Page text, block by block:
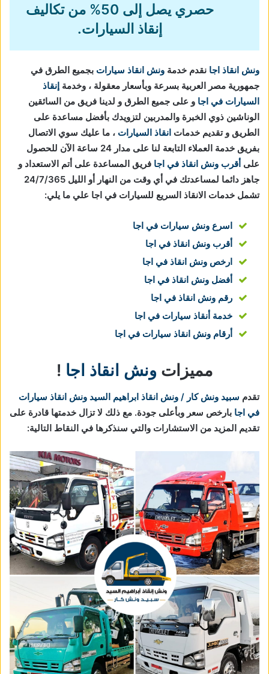
حصري يصل إلى 50% من تكاليف
إنقاذ السيارات.
ونش انقاذ اجا نقدم خدمة ونش انقاذ سيارات بجميع الطرق في
جمهورية مصر العربية بسرعة وبأسعار معقولة ، وخدمة إنقاذ
السيارات في اجا و على جميع الطرق و لدينا فريق من السائقين
الوناشين ذوي الخبرة والمدربين لتزويدك بأفضل مساعدة على
الطريق و تقديم خدمات انقاذ السيارات ، ما عليك سوي الاتصال
بفريق خدمة العملاء التابعة لنا على مدار 24 ساعة الآن للحصول
على أقرب ونش انقاذ في اجا فريق المساعدة على أتم الاستعداد و
جاهز دائما لمساعدتك في أي وقت من النهار أو الليل 24/7/365
تشمل خدمات الانقاذ السريع للسيارات في اجا علي ما يلي:
اسرع ونش سيارات في اجا
أقرب ونش انقاذ في اجا
ارخص ونش انقاذ في اجا
أفضل ونش انقاذ في اجا
رقم ونش انقاذ في اجا
خدمة أنقاذ سيارات في اجا
أرقام ونش انقاذ سيارات في اجا
مميزات ونش انقاذ اجا !
تقدم سبيد ونش كار / ونش انقاذ ابراهيم السيد ونش انقاذ سيارات
في اجا بارخص سعر وبأعلى جودة. مع ذلك لا تزال خدمتها قادرة على
تقديم المزيد من الاستشارات والتي سنذكرها في النقاط التالية: